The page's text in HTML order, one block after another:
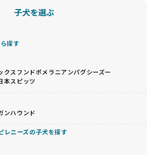
認を通じて厳しく評価しています。
育成環境や健康管理だけでなく、ブリ
勢までも丁寧に確認しています。
結果は透明性を持って公開されている
を選んでも安心して子犬をお迎えいた
、BreederFamiliesの大きな特徴で
ット業界が抱える命の大量生産・大
流通構造、劣悪な飼育環境といった課
きな負担がかかります。このような環
的なしつけにも悪影響を与える可能性
ンちゃんの健康と幸せを第一に考え、
クションを介さずに直接飼い主に渡す
す。また、彼らはお迎え先を自身で確
ます。
ーダーは、広範囲に販売するためにペ
わない」の詳細はこちら
子犬を選ぶ
探す
クスフンドポメラニアンパグシーズー
本スピッツ
ンハウンド
レニーズの子犬を探す